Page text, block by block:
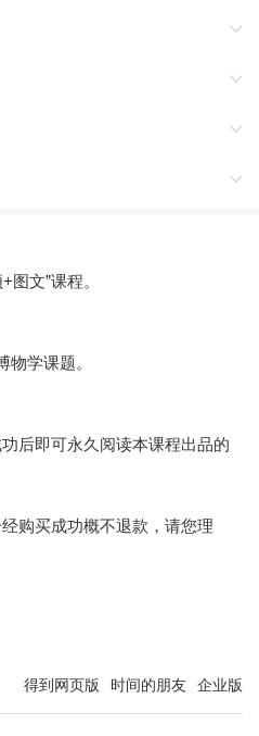
学、遗传学5大学科带你认识奇异
5大领域带你认识我们赖以生存的
星生命5大领域带你见证宇宙的生
、物理学5大学科带你领略人类科
图文”课程。
物学课题。
后即可永久阅读本课程出品的
购买成功概不退款，请您理
得到网页版 时间的朋友 企业版